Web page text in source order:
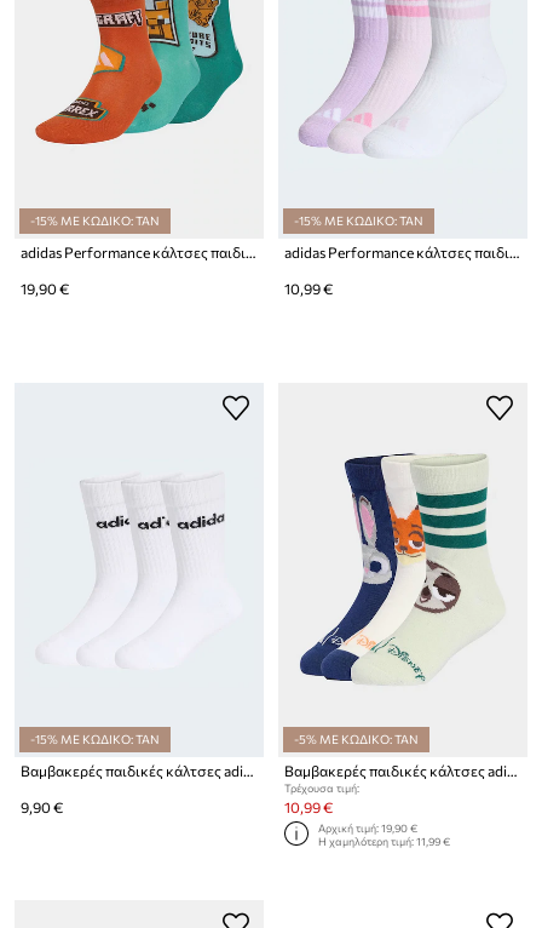
-15% ΜΕ ΚΩΔΙΚΟ: TAN
adidas Performance κάλτσες παιδικές MINECRAFT 3-pack
19,90 €
-15% ΜΕ ΚΩΔΙΚΟ: TAN
adidas Performance κάλτσες παιδικές 3-pack
10,99 €
-15% ΜΕ ΚΩΔΙΚΟ: TAN
9,90 €
-5% ΜΕ ΚΩΔΙΚΟ: TAN
Τρέχουσα τιμή:
10,99 €
Αρχική τιμή:19,90 €
Η χαμηλότερη τιμή:11,99 €